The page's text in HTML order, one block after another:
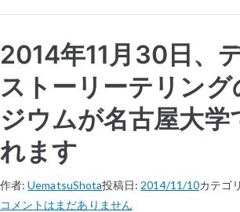
2014年11月30日、
ストーリーテリン
ジウムが名古屋大学
れます
作者:UematsuShota投稿日: 2014/11/10カテゴ
コメントはまだありません